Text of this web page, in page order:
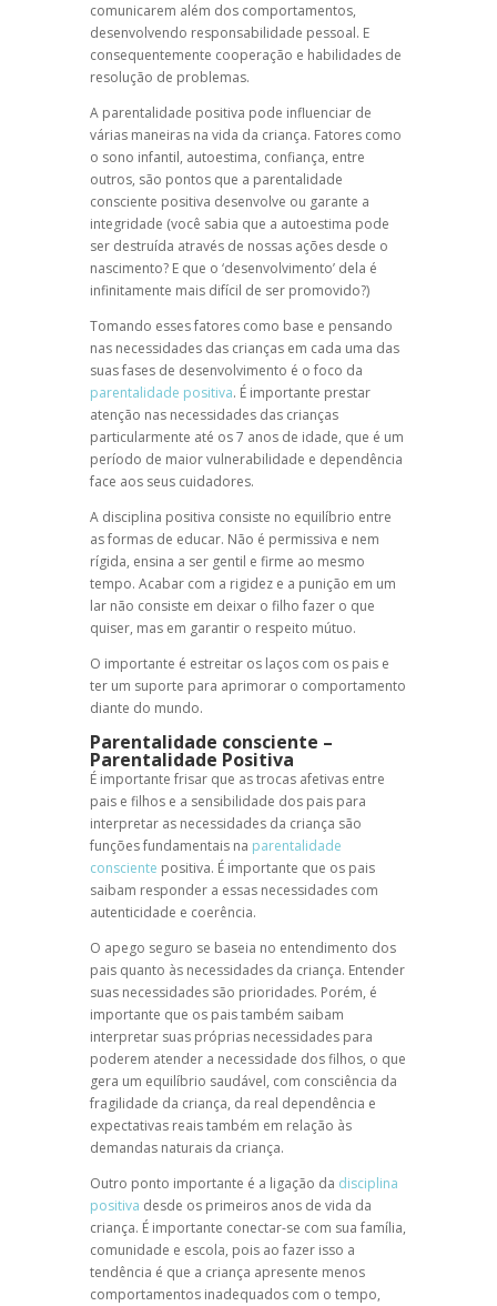
comunicarem além dos comportamentos,
desenvolvendo responsabilidade pessoal. E
consequentemente cooperação e habilidades de
resolução de problemas.
A parentalidade positiva pode influenciar de
várias maneiras na vida da criança. Fatores como
o sono infantil, autoestima, confiança, entre
outros, são pontos que a parentalidade
consciente positiva desenvolve ou garante a
integridade (você sabia que a autoestima pode
ser destruída através de nossas ações desde o
nascimento? E que o ‘desenvolvimento’ dela é
infinitamente mais difícil de ser promovido?)
Tomando esses fatores como base e pensando
nas necessidades das crianças em cada uma das
suas fases de desenvolvimento é o foco da
parentalidade positiva. É importante prestar
atenção nas necessidades das crianças
particularmente até os 7 anos de idade, que é um
período de maior vulnerabilidade e dependência
face aos seus cuidadores.
A disciplina positiva consiste no equilíbrio entre
as formas de educar. Não é permissiva e nem
rígida, ensina a ser gentil e firme ao mesmo
tempo. Acabar com a rigidez e a punição em um
lar não consiste em deixar o filho fazer o que
quiser, mas em garantir o respeito mútuo.
O importante é estreitar os laços com os pais e
ter um suporte para aprimorar o comportamento
diante do mundo.
Parentalidade consciente –
Parentalidade Positiva
É importante frisar que as trocas afetivas entre
pais e filhos e a sensibilidade dos pais para
interpretar as necessidades da criança são
funções fundamentais na parentalidade
consciente positiva. É importante que os pais
saibam responder a essas necessidades com
autenticidade e coerência.
O apego seguro se baseia no entendimento dos
pais quanto às necessidades da criança. Entender
suas necessidades são prioridades. Porém, é
importante que os pais também saibam
interpretar suas próprias necessidades para
poderem atender a necessidade dos filhos, o que
gera um equilíbrio saudável, com consciência da
fragilidade da criança, da real dependência e
expectativas reais também em relação às
demandas naturais da criança.
Outro ponto importante é a ligação da disciplina
positiva desde os primeiros anos de vida da
criança. É importante conectar-se com sua família,
comunidade e escola, pois ao fazer isso a
tendência é que a criança apresente menos
comportamentos inadequados com o tempo,